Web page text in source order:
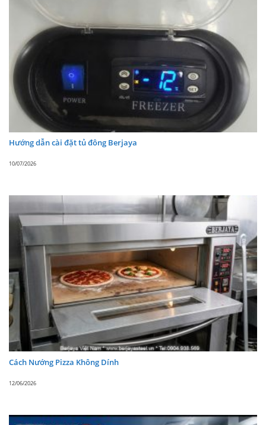
Gioăng từ giữ kín cửa tủ khi đóng và mở.
Ngoài việc phân biệt bàn mát cánh cửa kính và
cánh cửa inox thì chúng ta cò thấy bàn mát inox
công nghiệp còn phân ra loại Bàn mát inox làm
lạnh trực tiếp Bàn mát inox làm lạnh quạt gió.
Với thiết kế ngăn kéo lý tưởng cho việc lưu trữ
thực phẩm .
Ngăn kéo tự đóng , cung cấp lưu trữ môi chất
lạnh thuận tiện.
Cơ thể cách nhiệt Cyclo-isopentane
Hệ thống lạnh được bảo vệ khỏi sự ăn mòn bởi
cuộn dây bay hơi được xử lý bằng urethane.
Bàn mát inox Berjaya BS3D/PCF8/Zsử dụng
chất làm lạnh Gas R404A thân thiện với môi
trường (CFC và HCFC thân thiện môi trường).
✔️ Báo giá sản phẩm Bàn mát salad Topping
Berjaya BS3D/PCF8/Z và thiết bị nhà hàng
CÔNG TY CỔ PHẦN ANY VIỆT NAM
Hỗ trợ CSKH 24/7 điện thoại:024.6663.2233*
024.6663.2277*0868.843.815
Trụ sở: Số 25 ngõ 1 đường Cầu Bươu, Tân Triều,
Hướng dẫn cài đặt tủ đông Berjaya
10/07/2026
Cách Nướng Pizza Không Dính
12/06/2026